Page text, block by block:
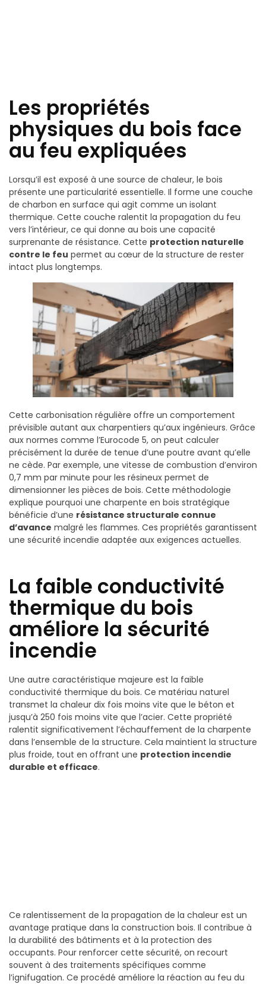
Les propriétés
physiques du bois face
au feu expliquées
Lorsqu’il est exposé à une source de chaleur, le bois
présente une particularité essentielle. Il forme une couche
de charbon en surface qui agit comme un isolant
thermique. Cette couche ralentit la propagation du feu
vers l’intérieur, ce qui donne au bois une capacité
surprenante de résistance. Cette protection naturelle
contre le feu permet au cœur de la structure de rester
intact plus longtemps.
Cette carbonisation régulière offre un comportement
prévisible autant aux charpentiers qu’aux ingénieurs. Grâce
aux normes comme l’Eurocode 5, on peut calculer
précisément la durée de tenue d’une poutre avant qu’elle
ne cède. Par exemple, une vitesse de combustion d’environ
0,7 mm par minute pour les résineux permet de
dimensionner les pièces de bois. Cette méthodologie
explique pourquoi une charpente en bois stratégique
bénéficie d’une résistance structurale connue
d’avance malgré les flammes. Ces propriétés garantissent
une sécurité incendie adaptée aux exigences actuelles.
La faible conductivité
thermique du bois
améliore la sécurité
incendie
Une autre caractéristique majeure est la faible
conductivité thermique du bois. Ce matériau naturel
transmet la chaleur dix fois moins vite que le béton et
jusqu’à 250 fois moins vite que l’acier. Cette propriété
ralentit significativement l’échauffement de la charpente
dans l’ensemble de la structure. Cela maintient la structure
plus froide, tout en offrant une protection incendie
durable et efficace.
Ce ralentissement de la propagation de la chaleur est un
avantage pratique dans la construction bois. Il contribue à
la durabilité des bâtiments et à la protection des
occupants. Pour renforcer cette sécurité, on recourt
souvent à des traitements spécifiques comme
l’ignifugation. Ce procédé améliore la réaction au feu du